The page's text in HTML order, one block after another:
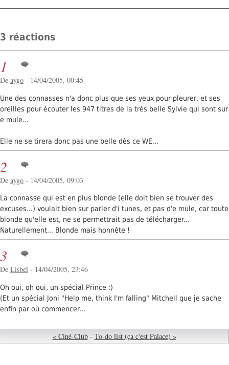
3 réactions
1
De aygo - 14/04/2005, 00:45
Une des connasses n'a donc plus que ses yeux pour pleurer, et ses
oreilles pour écouter les 947 titres de la très belle Sylvie qui sont sur
e mule...
Elle ne se tirera donc pas une belle dès ce WE...
2
De aygo - 14/04/2005, 09:03
La connasse qui est en plus blonde (elle doit bien se trouver des
excuses...) voulait bien sur parler d'i tunes, et pas d'e mule, car toute
blonde qu'elle est, ne se permettrait pas de télécharger...
Naturellement... Blonde mais honnête !
3
De Lisbeï - 14/04/2005, 23:46
Oh oui, oh oui, un spécial Prince :)
(Et un spécial Joni "Help me, think I'm falling" Mitchell que je sache
enfin par où commencer...
« Ciné-Club - To-do list (ça c'est Palace) »